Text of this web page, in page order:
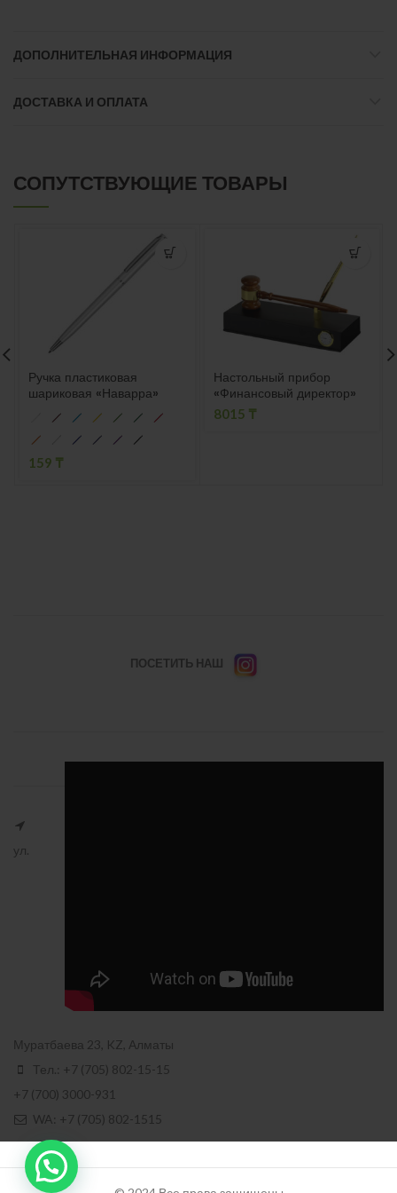
ДОПОЛНИТЕЛЬНАЯ ИНФОРМАЦИЯ
ДОСТАВКА И ОПЛАТА
СОПУТСТВУЮЩИЕ ТОВАРЫ
Ручка пластиковая
шариковая «Наварра»
159 ₸
Настольный прибор
«Финансовый директор»
8015 ₸
ПОСЕТИТЬ НАШ
ул.
Муратбаева 23, KZ, Алматы
Тел.: +7 (705) 802-15-15
+7 (700) 3000-931
WA: +7 (705) 802-1515